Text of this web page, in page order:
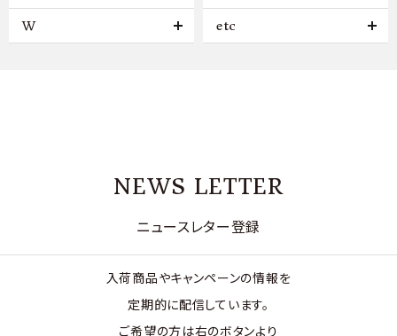
W etc
NEWS LETTER
ニュースレター登録
入荷商品やキャンペーンの情報を
定期的に配信しています。
ご希望の方は右のボタンより